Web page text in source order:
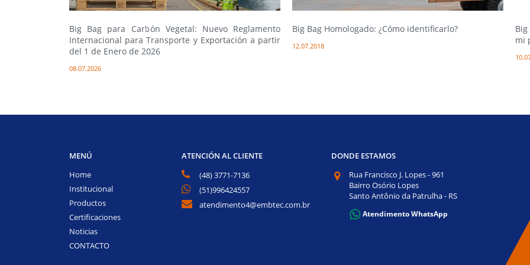
Big Bag para Carbón Vegetal: Nuevo Reglamento
Internacional para Transporte y Exportación a partir
del 1 de Enero de 2026
08.07.2026
Big Bag Homologado: ¿Cómo identificarlo?
12.07.2018
mi
MENÚ
Home
Institucional
Productos
Certificaciones
Noticias
CONTACTO
ATENCIÓN AL CLIENTE
(48) 3771-7136
(51)996424557
atendimento4@embtec.com.br
DONDE ESTAMOS
Rua Francisco J. Lopes - 961
Bairro Osório Lopes
Santo Antônio da Patrulha - RS
Atendimento WhatsApp